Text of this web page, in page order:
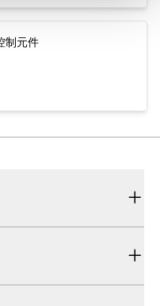
制元件